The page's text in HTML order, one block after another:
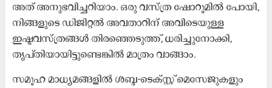
അത് അനുഭവിച്ചറിയാം. ഒരു വസ്ത്ര ഷോറൂമിൽ പോയി,
നിങ്ങളുടെ ഡിജിറ്റൽ അവതാറിന് അവിടെയുള്ള
ഇഷ്ടവസ്ത്രങ്ങൾ തിരഞ്ഞെടുത്ത്, ധരിച്ചുനോക്കി,
തൃപ്തിയായിട്ടുണ്ടെങ്കിൽ മാത്രം വാങ്ങാം.
സമൂഹ മാധ്യമങ്ങളിൽ ശബ്ദ-ടെക്സ്റ്റ് മെസേജുകളും